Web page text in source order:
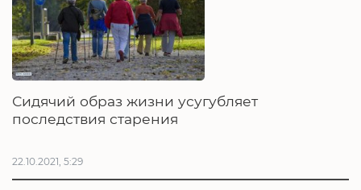
Сидячий образ жизни усугубляет
последствия старения
22.10.2021, 5:29